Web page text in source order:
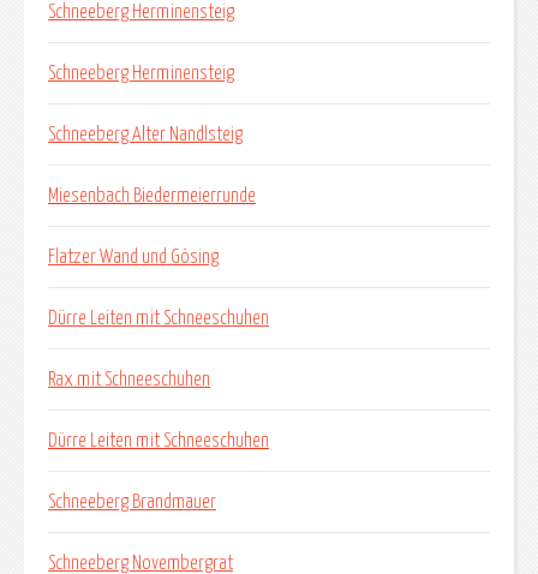
Schneeberg Herminensteig
Schneeberg Herminensteig
Schneeberg Alter Nandlsteig
Miesenbach Biedermeierrunde
Flatzer Wand und Gösing
Dürre Leiten mit Schneeschuhen
Rax mit Schneeschuhen
Dürre Leiten mit Schneeschuhen
Schneeberg Brandmauer
Schneeberg Novembergrat